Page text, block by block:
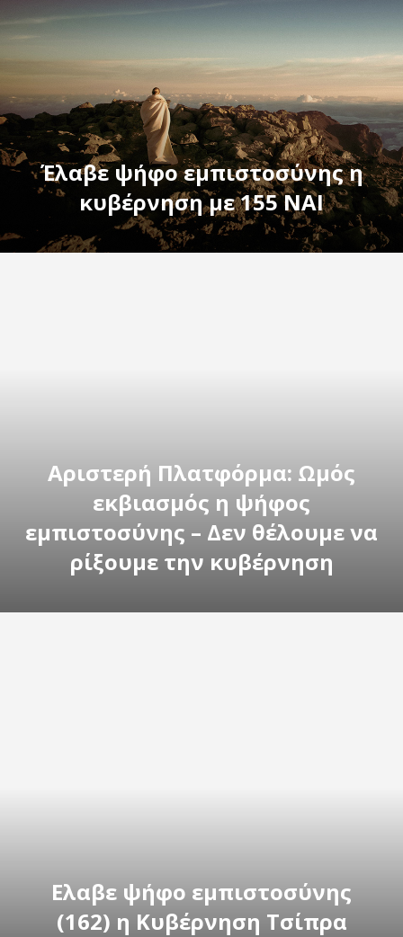
Έλαβε ψήφο εμπιστοσύνης η
κυβέρνηση με 155 ΝΑΙ
Αριστερή Πλατφόρμα: Ωμός
εκβιασμός η ψήφος
εμπιστοσύνης – Δεν θέλουμε να
ρίξουμε την κυβέρνηση
Ελαβε ψήφο εμπιστοσύνης
(162) η Κυβέρνηση Τσίπρα